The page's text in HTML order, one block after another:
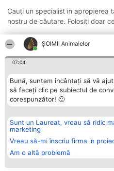
ŞOIMII Animalelor
07:04
Bună, suntem încântați să vă
să faceți clic pe subiectul de
corespunzător! 🙂
Sunt un Laureat, vreau să ridic
marketing
Vreau să-mi înscriu firma in
Am o altă problemă
Cauți un specialist in apropierea
nostru de căutare. Folosiți doar
Organizator Ranking
BRIGHT SOLUTIONS BR SRL
Aleea Timisul De Sus 2 Bl. A30
Sc. A Et. 4 Ap. 13 Cod 061952
București
CUI 36737675
Lista
Statut